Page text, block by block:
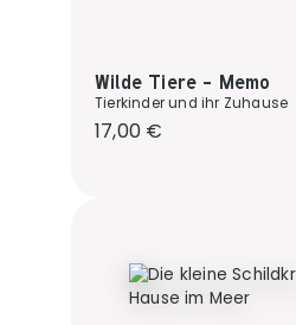
Wilde Tiere - Memo
Tierkinder und ihr Zuhause
Regulärer Preis:
17,00 €